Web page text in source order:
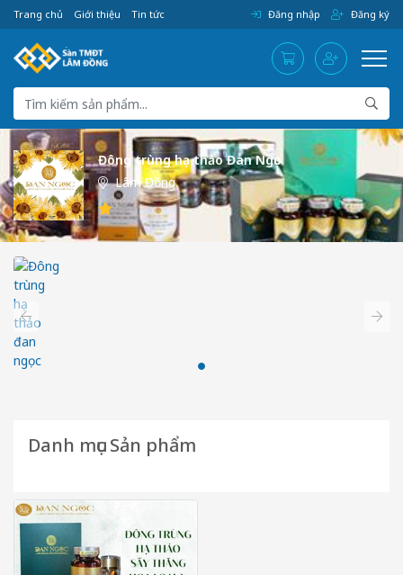
Trang chủ Giới thiệu Tin tức Đăng nhập Đăng ký
Đông trùng hạ thảo Đan Ngọc
Lâm Đồng
/5
Danh mục Sản phẩm